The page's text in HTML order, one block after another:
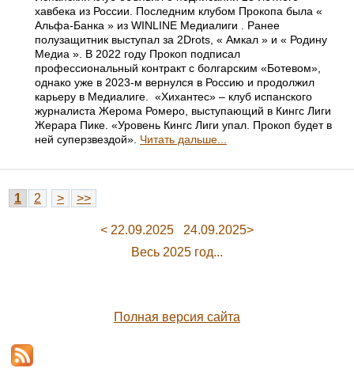
хавбека из России. Последним клубом Прокопа была «
Альфа-Банка » из WINLINE Медиалиги . Ранее
полузащитник выступал за 2Drots, « Амкал » и « Родину
Медиа ». В 2022 году Прокоп подписал
профессиональный контракт с болгарским «Ботевом»,
однако уже в 2023-м вернулся в Россию и продолжил
карьеру в Медиалиге. «Хихантес» – клуб испанского
журналиста Жерома Ромеро, выступающий в Кингс Лиги
Жерара Пике. «Уровень Кингс Лиги упал. Прокоп будет в
ней суперзвездой». Читать дальше...
1 2 > >>
< 22.09.2025
24.09.2025>
Весь 2025 год...
Полная версия сайта